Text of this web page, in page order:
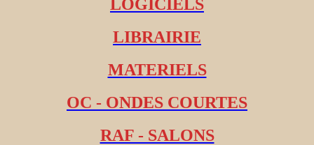
LOGICIELS
LIBRAIRIE
MATERIELS
OC - ONDES COURTES
RAF - SALONS